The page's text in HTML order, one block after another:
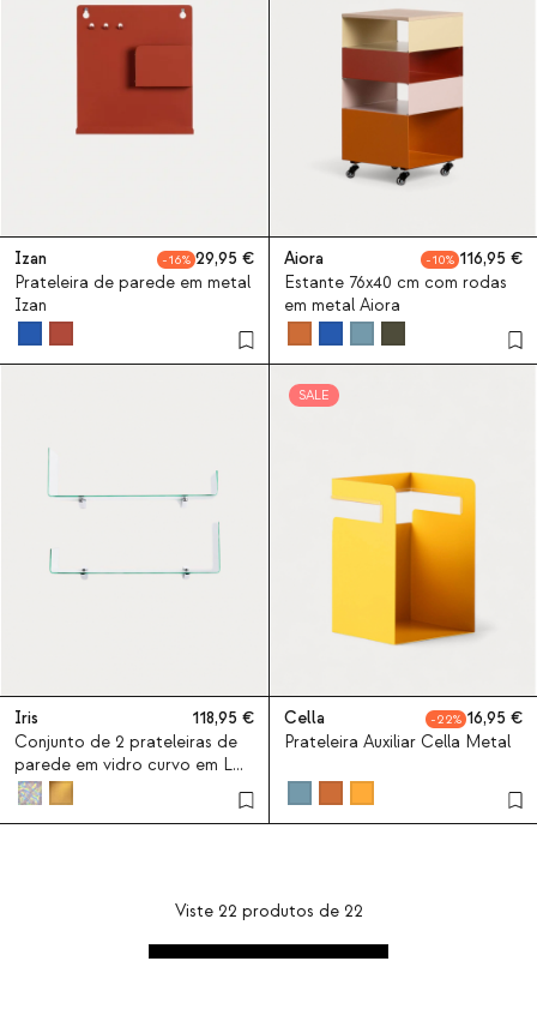
Izan 16
29,95
Prateleira de parede em metal
Izan
Aiora 10
116,95
Estante 76x40 cm com rodas
em metal Aiora
Iris
118,95
Conjunto de 2 prateleiras de
parede em vidro curvo em L
Iris
SALE
Cella 22
16,95
Prateleira Auxiliar Cella Metal
Viste 22 produtos de 22